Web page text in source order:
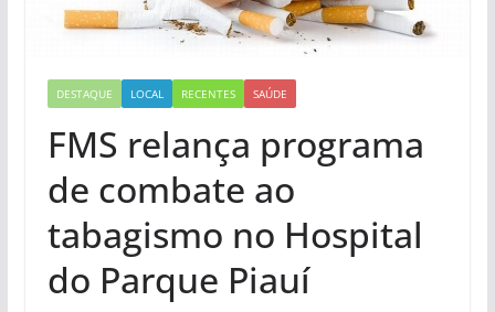
DESTAQUE LOCAL RECENTES SAÚDE
FMS relança programa
de combate ao
tabagismo no Hospital
do Parque Piauí